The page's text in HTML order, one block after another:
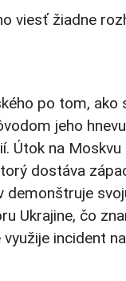
viesť žiadne
po tom, ako
jeho
Útok na
dostáva
demonštruje
Ukrajine, čo
incident na